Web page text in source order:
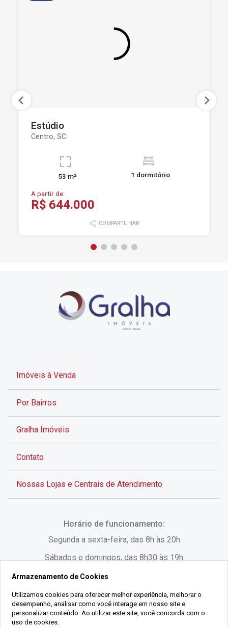
Estúdio
Centro, SC
53 m² 1 dormitório
A partir de:
R$ 644.000
COMPARTILHAR
Imóveis à Venda
Por Bairros
Gralha Imóveis
Contato
Nossas Lojas e Centrais de Atendimento
Rua Lauro Linhares, 1080 - Trindade, Florianópolis -
SC
(48) 3220-1045
Horário de funcionamento:
Segunda a sexta-feira, das 8h às 20h
Sábados e domingos, das 8h30 às 19h
Armazenamento de Cookies
Utilizamos cookies para oferecer melhor experiência, melhorar o
desempenho, analisar como você interage em nosso site e
personalizar conteúdo. Ao utilizar este site, você concorda com o
uso de cookies.